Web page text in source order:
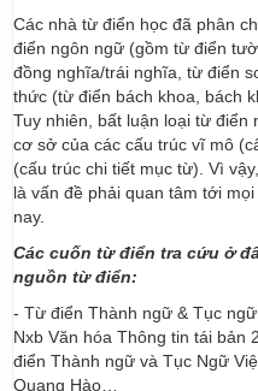
Các nhà từ điển học đã phân
điển ngôn ngữ (gồm từ điển
đồng nghĩa/trái nghĩa, từ điển
thức (từ điển bách khoa, bách
Tuy nhiên, bất luận loại từ điển
cơ sở của các cấu trúc vĩ mô
(cấu trúc chi tiết mục từ). Vì
là vấn đề phải quan tâm tới
nay.
Các cuốn từ điển tra cứu ở
nguồn từ điển:
- Từ điển Thành ngữ & Tục
Nxb Văn hóa Thông tin tái bản
điển Thành ngữ và Tục Ngữ
Quang Hào…